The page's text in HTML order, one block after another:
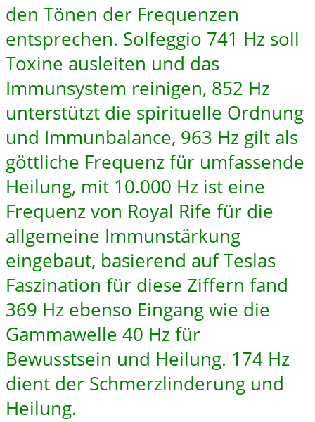
den Tönen der Frequenzen
entsprechen. Solfeggio 741 Hz soll
Toxine ausleiten und das
Immunsystem reinigen, 852 Hz
unterstützt die spirituelle Ordnung
und Immunbalance, 963 Hz gilt als
göttliche Frequenz für umfassende
Heilung, mit 10.000 Hz ist eine
Frequenz von Royal Rife für die
allgemeine Immunstärkung
eingebaut, basierend auf Teslas
Faszination für diese Ziffern fand
369 Hz ebenso Eingang wie die
Gammawelle 40 Hz für
Bewusstsein und Heilung. 174 Hz
dient der Schmerzlinderung und
Heilung.